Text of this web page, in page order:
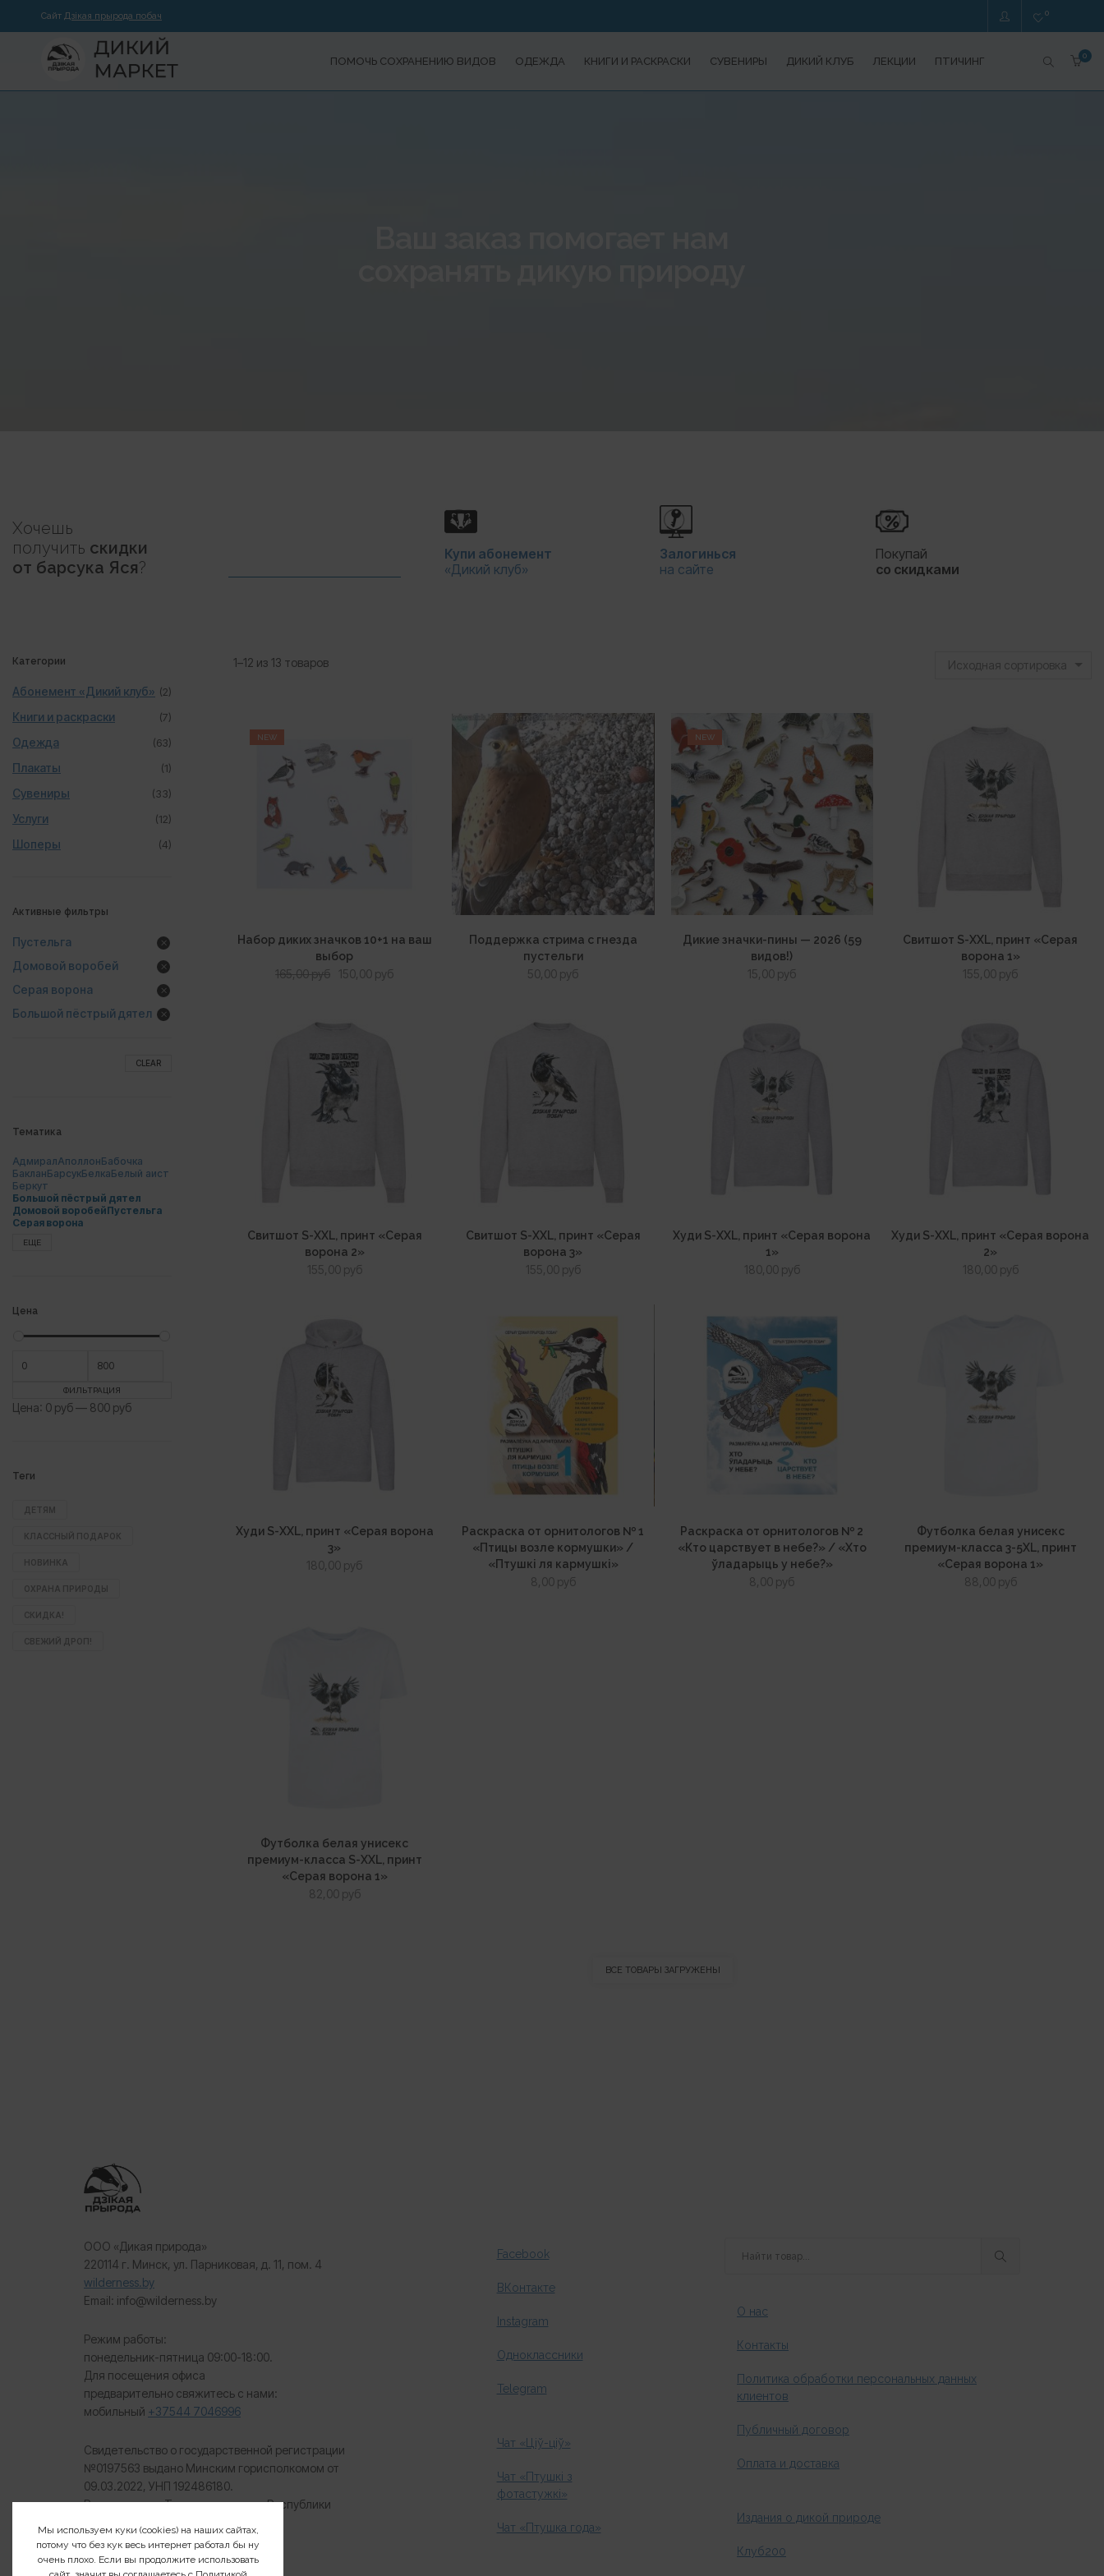
Сайт Дзікая прырода побач 0
ПОМОЧЬ СОХРАНЕНИЮ ВИДОВ ОДЕЖДА КНИГИ И РАСКРАСКИ СУВЕНИРЫ ДИКИЙ КЛУБ ЛЕКЦИИ ПТИЧИНГ 0
Хочешь
получить скидки
от барсука Яся?
Купи абонемент
«Дикий клуб»
Залогинься
на сайте
Покупай
со скидками
1–12 из 13 товаров Исходная сортировка
NEW
Набор диких значков 10+1 на ваш
выбор
165,00руб
Первоначальная
150,00 рубТекущая
Поддержка стрима с гнезда
пустельги
50,00 руб
NEW
Дикие значки-пины — 2026 (59
видов!)
15,00 руб
Свитшот S-XXL, принт «Серая
ворона 1»
155,00 руб
Свитшот S-XXL, принт «Серая
ворона 2»
155,00 руб
Свитшот S-XXL, принт «Серая
ворона 3»
155,00 руб
Худи S-XXL, принт «Серая ворона
1»
180,00 руб
Худи S-XXL, принт «Серая ворона
2»
180,00 руб
Худи S-XXL, принт «Серая ворона
3»
180,00 руб
Раскраска от орнитологов № 1
«Птицы возле кормушки» /
«Птушкі ля кармушкі»
8,00 руб
Раскраска от орнитологов № 2
«Кто царствует в небе?» / «Хто
ўладарыць у небе?»
8,00 руб
Футболка белая унисекс
премиум-класса 3-5XL, принт
«Серая ворона 1»
88,00 руб
Футболка белая унисекс
премиум-класса S-XXL, принт
«Серая ворона 1»
82,00 руб
Категории
Абонемент «Дикий клуб» (2)
Книги и раскраски (7)
Одежда (63)
Плакаты (1)
Сувениры (33)
Услуги (12)
Шоперы (4)
Активные фильтры
Пустельга
Домовой воробей
Серая ворона
Большой пёстрый дятел
CLEAR
Тематика
АдмиралАполлонБабочка
БакланБарсукБелкаБелый аист
Беркут
Большой пёстрый дятел
Домовой воробейПустельга
Серая ворона
ЕЩЕ
Цена
цена
цена
ФИЛЬТРАЦИЯ
Цена: 0 руб— 800 руб
Теги
ДЕТЯМ
КЛАССНЫЙ ПОДАРОК
НОВИНКА
ОХРАНА ПРИРОДЫ
СКИДКА!
СВЕЖИЙ ДРОП!
ООО «Дикая природа»
220114 г. Минск, ул. Парниковая, д. 11, пом. 4
Режим работы:
понедельник-пятница 09:00-18:00.
мобильный
№0197563 выдано Минским горисполкомом от
Беларусь №
748082 от 02.05.2025.
Instagram
Одноклассники
Telegram
Чат «Ціў-ціў»
О нас
Политика обработки персональных данных
Оплата и доставка
Издания о дикой природе
Мы используем куки (cookies) на наших сайтах,
потому что без кук весь интернет работал бы ну
очень плохо. Если вы продолжите использовать